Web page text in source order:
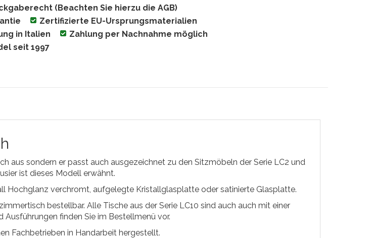
(Beachten Sie hierzu die AGB)
Zertifizierte EU-Ursprungsmaterialien
in Italien
Zahlung per Nachnahme möglich
seit 1997
aus sondern er passt auch ausgezeichnet zu den Sitzmöbeln der Serie LC2 und
ist dieses Modell erwähnt.
Hochglanz verchromt, aufgelegte Kristallglasplatte oder satinierte Glasplatte.
bestellbar. Alle Tische aus der Serie LC10 sind auch auch mit einer
Ausführungen finden Sie im Bestellmenü vor.
Fachbetrieben in Handarbeit hergestellt.